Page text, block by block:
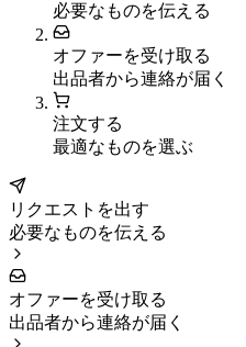
必要なものを伝える
オファーを受け取る
出品者から連絡が届く
注文する
最適なものを選ぶ
リクエストを出す
必要なものを伝える
オファーを受け取る
出品者から連絡が届く